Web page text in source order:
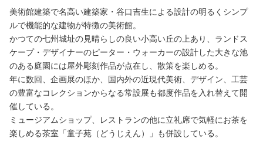
美術館建築で名高い建築家・谷口吉生による設計の明るくシンプ
ルで機能的な建物が特徴の美術館。
かつての七州城址の見晴らしの良い小高い丘の上あり、ランドス
ケープ・デザイナーのピーター・ウォーカーの設計した大きな池
のある庭園には屋外彫刻作品が点在し、散策を楽しめる。
年に数回、企画展のほか、国内外の近現代美術、デザイン、工芸
の豊富なコレクションからなる常設展も都度作品を入れ替えて開
催している。
ミュージアムショップ、レストランの他に立礼席で気軽にお茶を
楽しめる茶室「童子苑（どうじえん）」も併設している。